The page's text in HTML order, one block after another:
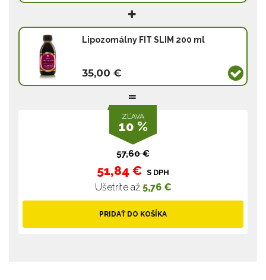
Lipozomálny FIT SLIM 200 ml
35,00 €
ZĽAVA
10 %
57,60 €
51,84 € S DPH
Ušetríte až 5,76 €
PRIDAŤ DO KOŠÍKA